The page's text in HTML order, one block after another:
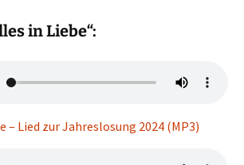
in Liebe“:
– Lied zur Jahreslosung 2024 (MP3)